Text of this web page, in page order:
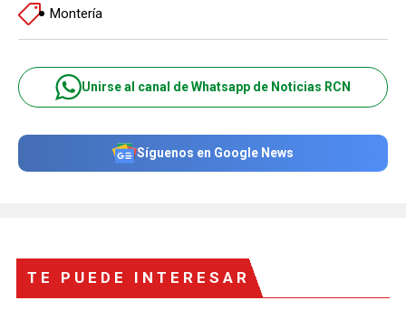
Montería
Unirse al canal de Whatsapp de Noticias RCN
Síguenos en Google News
TE PUEDE INTERESAR